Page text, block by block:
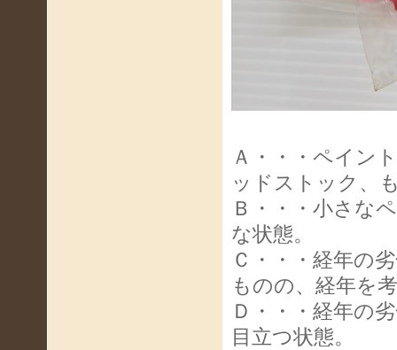
Ａ・・・ペイン
ッドストック、
Ｂ・・・小さな
な状態。
Ｃ・・・経年の
ものの、経年を
Ｄ・・・経年の
目立つ状態。